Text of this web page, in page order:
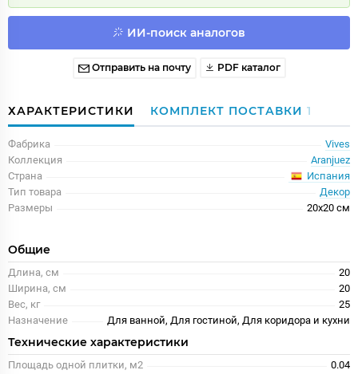
ИИ-поиск аналогов
Отправить на почту PDF каталог
ХАРАКТЕРИСТИКИ КОМПЛЕКТ ПОСТАВКИ 1
Фабрика
Vives
Коллекция
Aranjuez
Страна
Испания
Тип товара
Декор
Размеры
20x20 см
Общие
Длина, см
20
Ширина, см
20
Вес, кг
25
Назначение
Для ванной, Для гостиной, Для коридора и кухни
Технические характеристики
Площадь одной плитки, м2
0.04